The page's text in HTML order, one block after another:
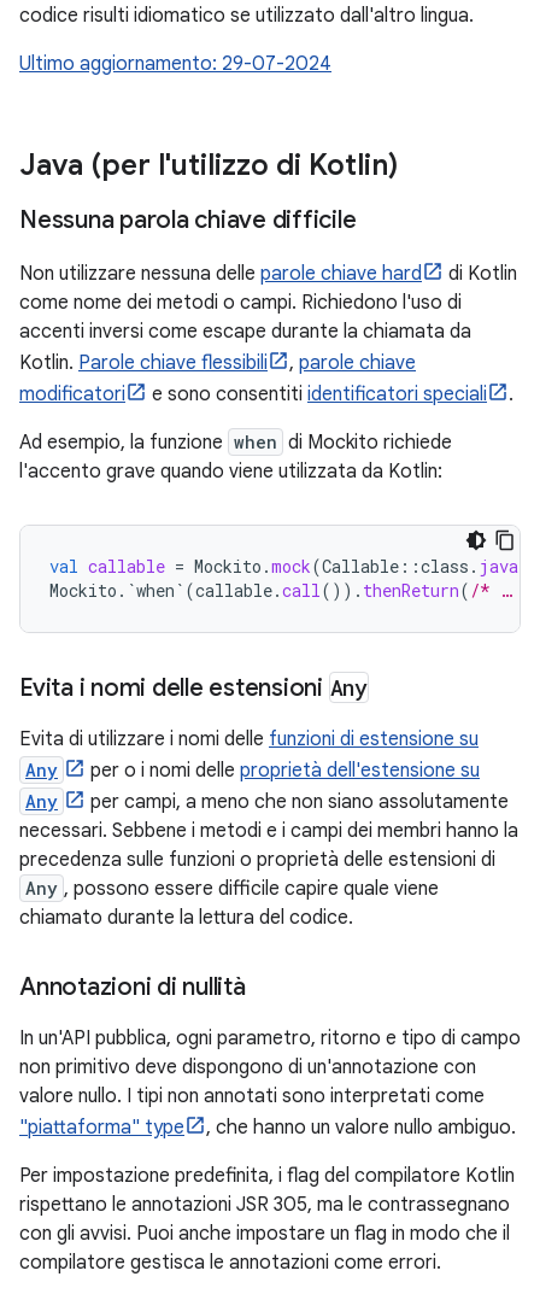
codice risulti idiomatico se utilizzato dall'altro lingua.
Ultimo aggiornamento: 29-07-2024
Java (per l'utilizzo di Kotlin)
Nessuna parola chiave difficile
Non utilizzare nessuna delle parole chiave hard
di Kotlin
come nome dei metodi o campi. Richiedono l'uso di
accenti inversi come escape durante la chiamata da
Kotlin. Parole chiave flessibili , parole chiave
modificatori
e sono consentiti identificatori speciali
.
Ad esempio, la funzione when di Mockito richiede
l'accento grave quando viene utilizzata da Kotlin:
val callable = Mockito .mock(Callable ::class . java
Mockito . `when` (callable.call()). thenReturn( /* …
Evita i nomi delle estensioni Any
Evita di utilizzare i nomi delle funzioni di estensione su
Any per o i nomi delle proprietà dell'estensione su
Any
per campi, a meno che non siano assolutamente
necessari. Sebbene i metodi e i campi dei membri hanno la
precedenza sulle funzioni o proprietà delle estensioni di
Any , possono essere difficile capire quale viene
chiamato durante la lettura del codice.
Annotazioni di nullità
In un'API pubblica, ogni parametro, ritorno e tipo di campo
non primitivo deve dispongono di un'annotazione con
valore nullo. I tipi non annotati sono interpretati come
"piattaforma" type
, che hanno un valore nullo ambiguo.
Per impostazione predefinita, i flag del compilatore Kotlin
rispettano le annotazioni JSR 305, ma le contrassegnano
con gli avvisi. Puoi anche impostare un flag in modo che il
compilatore gestisca le annotazioni come errori.